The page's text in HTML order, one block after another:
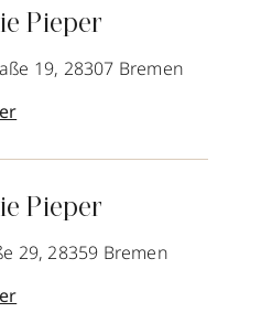
Pieper
19, 28307 Bremen
Pieper
29, 28359 Bremen